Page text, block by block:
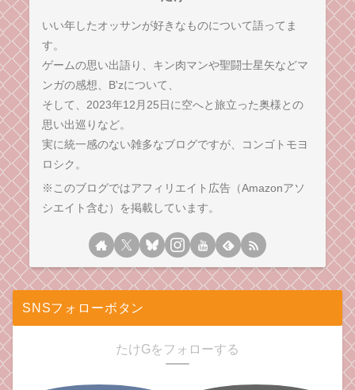
いい年したオッサンが好きなものについて語ってま
す。
ゲームの思い出語り、キン肉マンや聖闘士星矢などマ
ンガの感想、B'zについて、
そして、2023年12月25日に空へと旅立った奥様との
思い出巡りなど。
実に統一感のない雑多なブログですが、コンゴトモヨ
ロシク。
※このブログではアフィリエイト広告（Amazonアソ
シエイト含む）を掲載しています。
SNSフォローボタン
たけGをフォローする